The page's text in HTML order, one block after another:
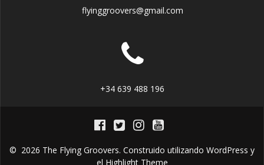
flyinggroovers@gmail.com
+34 639 488 196
© 2026 The Flying Groovers. Construido utilizando WordPress y
el Highlight Theme